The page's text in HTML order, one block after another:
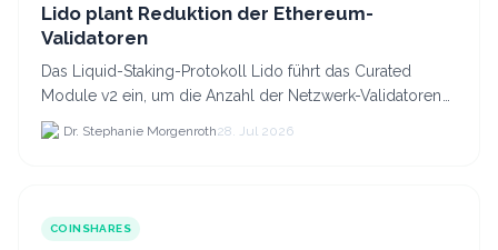
Lido plant Reduktion der Ethereum-
Validatoren
Das Liquid-Staking-Protokoll Lido führt das Curated
Module v2 ein, um die Anzahl der Netzwerk-Validatoren
von 880.000 auf etwa 628.
Dr. Stephanie Morgenroth28. Jul 2026
COINSHARES